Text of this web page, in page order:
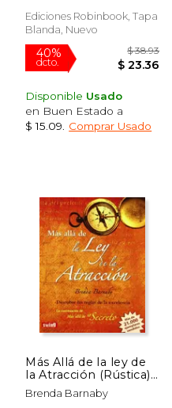
Ediciones Robinbook, Tapa
Blanda, Nuevo
40% $ 38.93
Disponible Usado
en Buen Estado a
$ 15.09
Comprar Usado
Más Allá de la ley de
la Atracción (Rústica):
Descubra las Leyes
que Gobiernan la
Brenda Barnaby